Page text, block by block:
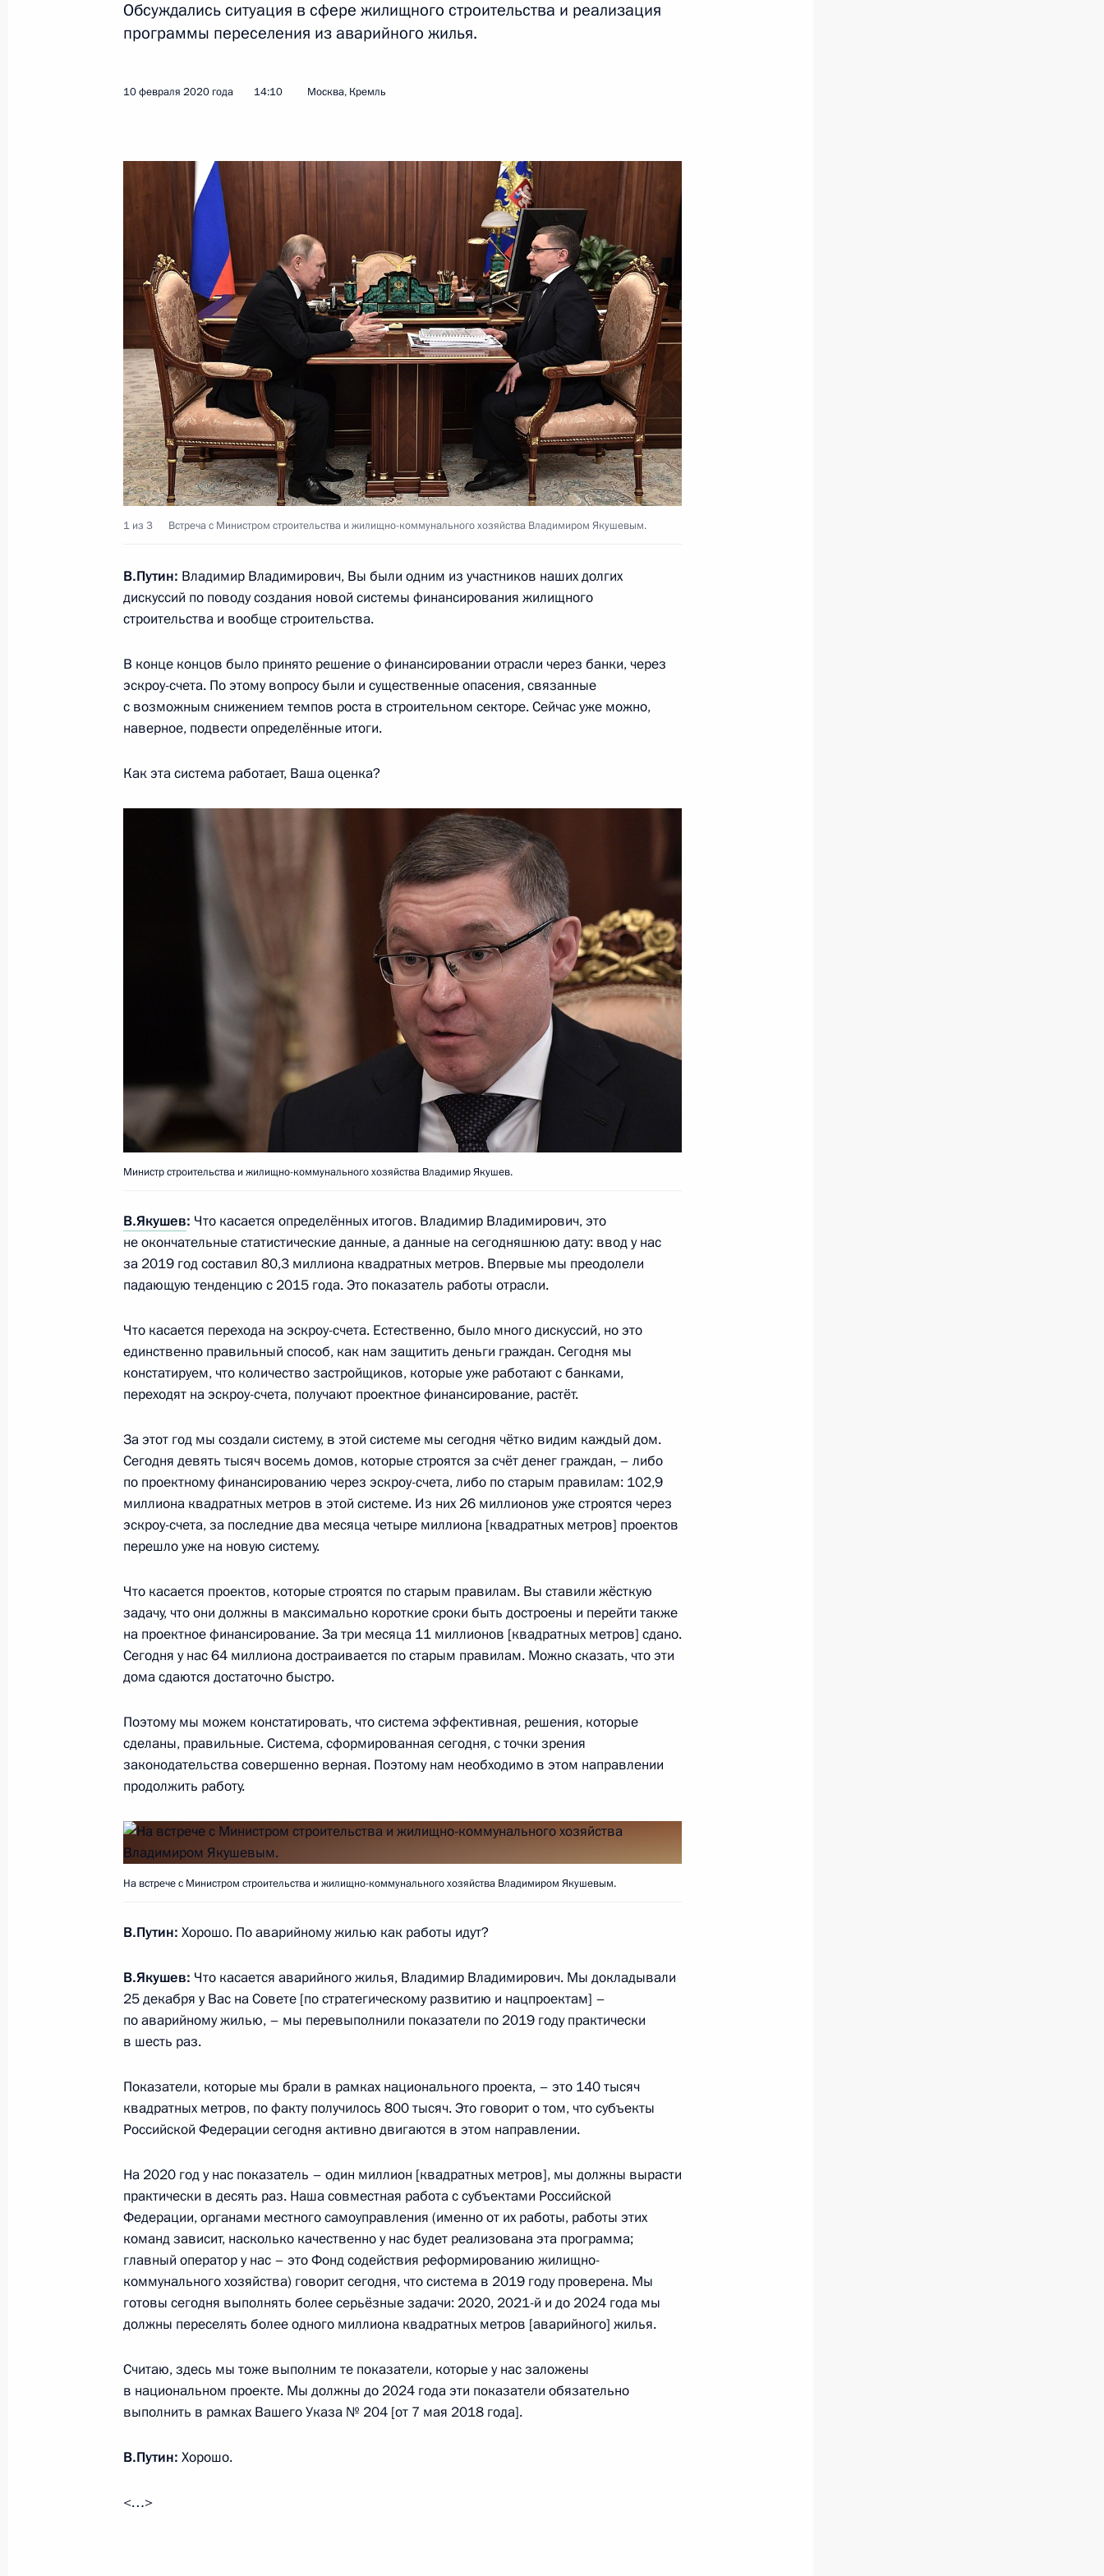
10 февраля 2020 года, 14:10 Москва, Кремль
7 февраля 2020 года, пятница
Российско-белорусские переговоры продолжились с участием
членов делегаций
7 февраля 2020 года, 19:50 Красная Поляна
6 февраля 2020 года, четверг
Совместное заседание президиума Госсовета и Совета по науке
и образованию
6 февраля 2020 года, 17:30 Москва, Кремль
4 :
Церемония вручения премии Президента для молодых учёных
6 февраля 2020 года, 14:40 Москва, Кремль
5 февраля 2020 года, среда
Совещание с членами Правительства
10
Встреча с представителями общественности
7 :
3 февраля 2020 года, понедельник
Рабочая встреча с Министром сельского хозяйства Дмитрием
Патрушевым
3 февраля 2020 года, 14:10
1 февраля 2020 года, суббота
Встреча с Патриархом Московским и всея Руси Кириллом
1 февраля 2020 года, 14:00 Москва, Кремль
30 января 2020 года, четверг
Заседание Совета по развитию местного самоуправления
Встреча с Премьер-министром Израиля Биньямином Нетаньяху
30 января 2020 года, 11:40 Москва, Кремль
4
29 января 2020 года, среда
Встреча с премьер-министром Баварии Маркусом Зёдером
Москва, Кремль
5
Встреча с бывшими членами Правительства
29 января 2020 года, 15:45 Москва, Кремль
Совещание о мерах по борьбе с распространением
коронавируса в России
28 января 2020 года, вторник
Встреча с главой компании «ЛУКОЙЛ» Вагитом Алекперовым
28 января 2020 года, 14:15
27 января 2020 года, понедельник
27 января 2020 года, 14:15 Московская область, Ново-Огарёво
24 января 2020 года, пятница
Встреча с главой компании «Россети» Павлом Ливинским
24 января 2020 года, 15:05 Московская область, Ново-Огарёво
3
23 января 2020 года, четверг
Встреча с Президентом Палестины Махмудом Аббасом
23 января 2020 года, 21:00
Обсуждались ситуация в сфере жилищного строительства и реализация
программы переселения из аварийного жилья.
10 февраля 2020 года 14:10 Москва, Кремль
1 из 3 Встреча с Министром строительства и жилищно-коммунального хозяйства Владимиром Якушевым.
В.Путин: Владимир Владимирович, Вы были одним из участников наших долгих
дискуссий по поводу создания новой системы финансирования жилищного
строительства и вообще строительства.
В конце концов было принято решение о финансировании отрасли через банки, через
эскроу-счета. По этому вопросу были и существенные опасения, связанные
с возможным снижением темпов роста в строительном секторе. Сейчас уже можно,
наверное, подвести определённые итоги.
Как эта система работает, Ваша оценка?
Министр строительства и жилищно-коммунального хозяйства Владимир Якушев.
В.Якушев: Что касается определённых итогов. Владимир Владимирович, это
не окончательные статистические данные, а данные на сегодняшнюю дату: ввод у нас
за 2019 год составил 80,3 миллиона квадратных метров. Впервые мы преодолели
падающую тенденцию с 2015 года. Это показатель работы отрасли.
Что касается перехода на эскроу-счета. Естественно, было много дискуссий, но это
единственно правильный способ, как нам защитить деньги граждан. Сегодня мы
констатируем, что количество застройщиков, которые уже работают с банками,
переходят на эскроу-счета, получают проектное финансирование, растёт.
За этот год мы создали систему, в этой системе мы сегодня чётко видим каждый дом.
Сегодня девять тысяч восемь домов, которые строятся за счёт денег граждан, – либо
по проектному финансированию через эскроу-счета, либо по старым правилам: 102,9
миллиона квадратных метров в этой системе. Из них 26 миллионов уже строятся через
эскроу-счета, за последние два месяца четыре миллиона [квадратных метров] проектов
перешло уже на новую систему.
Что касается проектов, которые строятся по старым правилам. Вы ставили жёсткую
задачу, что они должны в максимально короткие сроки быть достроены и перейти также
на проектное финансирование. За три месяца 11 миллионов [квадратных метров] сдано.
Сегодня у нас 64 миллиона достраивается по старым правилам. Можно сказать, что эти
дома сдаются достаточно быстро.
Поэтому мы можем констатировать, что система эффективная, решения, которые
сделаны, правильные. Система, сформированная сегодня, с точки зрения
законодательства совершенно верная. Поэтому нам необходимо в этом направлении
продолжить работу.
На встрече с Министром строительства и жилищно-коммунального хозяйства Владимиром Якушевым.
В.Путин: Хорошо. По аварийному жилью как работы идут?
В.Якушев: Что касается аварийного жилья, Владимир Владимирович. Мы докладывали
25 декабря у Вас на Совете [по стратегическому развитию и нацпроектам] –
по аварийному жилью, – мы перевыполнили показатели по 2019 году практически
в шесть раз.
Показатели, которые мы брали в рамках национального проекта, – это 140 тысяч
квадратных метров, по факту получилось 800 тысяч. Это говорит о том, что субъекты
Российской Федерации сегодня активно двигаются в этом направлении.
На 2020 год у нас показатель – один миллион [квадратных метров], мы должны вырасти
практически в десять раз. Наша совместная работа с субъектами Российской
Федерации, органами местного самоуправления (именно от их работы, работы этих
команд зависит, насколько качественно у нас будет реализована эта программа;
главный оператор у нас – это Фонд содействия реформированию жилищно-
коммунального хозяйства) говорит сегодня, что система в 2019 году проверена. Мы
готовы сегодня выполнять более серьёзные задачи: 2020, 2021-й и до 2024 года мы
должны переселять более одного миллиона квадратных метров [аварийного] жилья.
Считаю, здесь мы тоже выполним те показатели, которые у нас заложены
в национальном проекте. Мы должны до 2024 года эти показатели обязательно
выполнить в рамках Вашего Указа № 204 [от 7 мая 2018 года].
В.Путин: Хорошо.
<…>